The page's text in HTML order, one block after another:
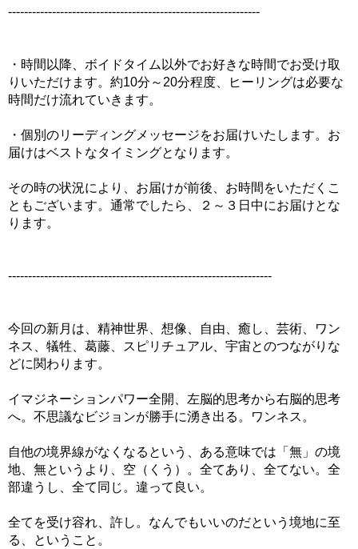
---------------------------------------------------------------
・時間以降、ボイドタイム以外でお好きな時間でお受け取
りいただけます。約10分～20分程度、ヒーリングは必要な
時間だけ流れていきます。
・個別のリーディングメッセージをお届けいたします。お
届けはベストなタイミングとなります。
その時の状況により、お届けが前後、お時間をいただくこ
ともございます。通常でしたら、２～３日中にお届けとな
ります。
------------------------------------------------------------------
今回の新月は、精神世界、想像、自由、癒し、芸術、ワン
ネス、犠牲、葛藤、スピリチュアル、宇宙とのつながりな
どに関わります。
イマジネーションパワー全開、左脳的思考から右脳的思考
へ。不思議なビジョンが勝手に湧き出る。ワンネス。
自他の境界線がなくなるという、ある意味では「無」の境
地、無というより、空（くう）。全てあり、全てない。全
部違うし、全て同じ。違って良い。
全てを受け容れ、許し。なんでもいいのだという境地に至
る、ということ。